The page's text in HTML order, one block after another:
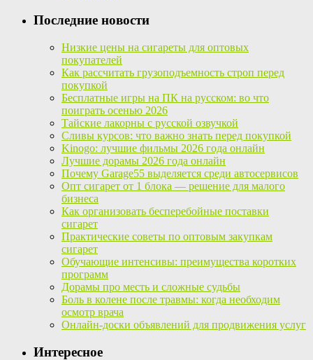
Последние новости
Низкие цены на сигареты для оптовых
покупателей
Как рассчитать грузоподъемность строп перед
покупкой
Бесплатные игры на ПК на русском: во что
поиграть осенью 2026
Тайские лакорны с русской озвучкой
Сливы курсов: что важно знать перед покупкой
Kinogo: лучшие фильмы 2026 года онлайн
Лучшие дорамы 2026 года онлайн
Почему Garage55 выделяется среди автосервисов
Опт сигарет от 1 блока — решение для малого
бизнеса
Как организовать бесперебойные поставки
сигарет
Практические советы по оптовым закупкам
сигарет
Обучающие интенсивы: преимущества коротких
программ
Дорамы про месть и сложные судьбы
Боль в колене после травмы: когда необходим
осмотр врача
Онлайн-доски объявлений для продвижения услуг
Интересное